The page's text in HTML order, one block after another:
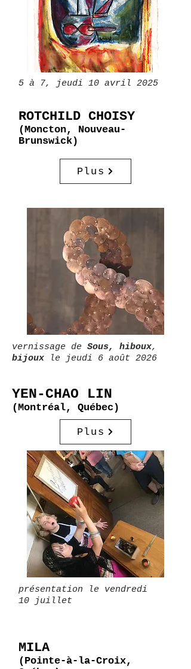
5 à 7, jeudi 10 avril 2025
ROTCHILD CHOISY
(Moncton, Nouveau-
Brunswick)
Plus
vernissage de Sous, hiboux,
bijoux
le jeudi 6 août 2026
YEN-CHAO LIN
(Montréal, Québec)
Plus
présentation le vendredi
10
juillet
MILA
(Pointe-à-la-Croix,